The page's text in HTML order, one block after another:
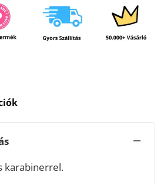
karabinerrel.